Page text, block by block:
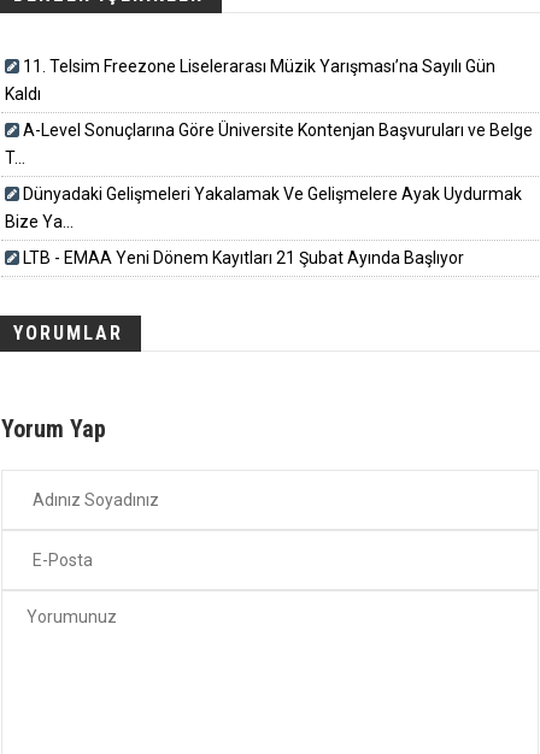
11. Telsim Freezone Liselerarası Müzik Yarışması’na Sayılı Gün
Kaldı
A-Level Sonuçlarına Göre Üniversite Kontenjan Başvuruları ve Belge
T...
Dünyadaki Gelişmeleri Yakalamak Ve Gelişmelere Ayak Uydurmak
Bize Ya...
LTB - EMAA Yeni Dönem Kayıtları 21 Şubat Ayında Başlıyor
YORUMLAR
Yorum Yap